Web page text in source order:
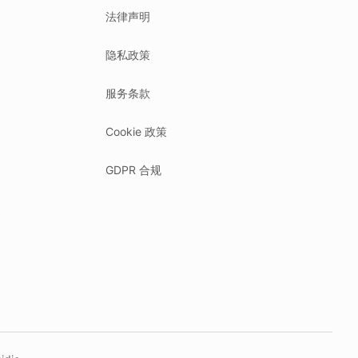
法律声明
隐私政策
服务条款
Cookie 政策
GDPR 合规